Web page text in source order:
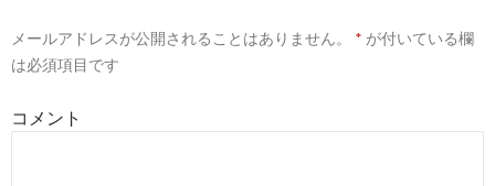
メールアドレスが公開されることはありません。 * が付いている欄
は必須項目です
コメント